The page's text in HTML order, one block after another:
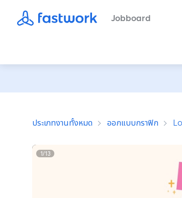
Jobboard
ประเภทงานทั้งหมด ออกแบบกราฟิก
1/13